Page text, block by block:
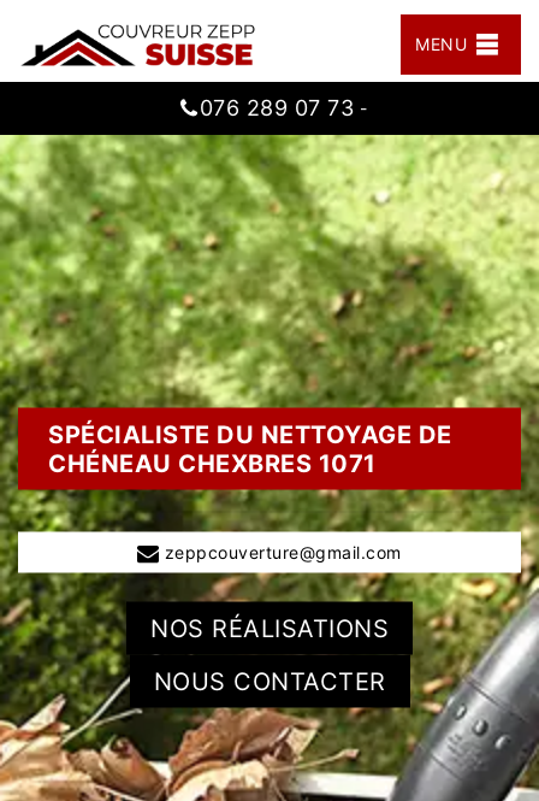
MENU
076 289 07 73 -
SPÉCIALISTE DU NETTOYAGE DE
CHÉNEAU CHEXBRES 1071
zeppcouverture@gmail.com
NOS RÉALISATIONS
NOUS CONTACTER